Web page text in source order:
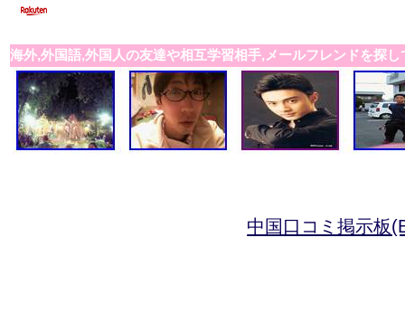
海外,外国語,外国人の友達や相互学習相手,メールフレンドを探し
中国口コミ掲示板